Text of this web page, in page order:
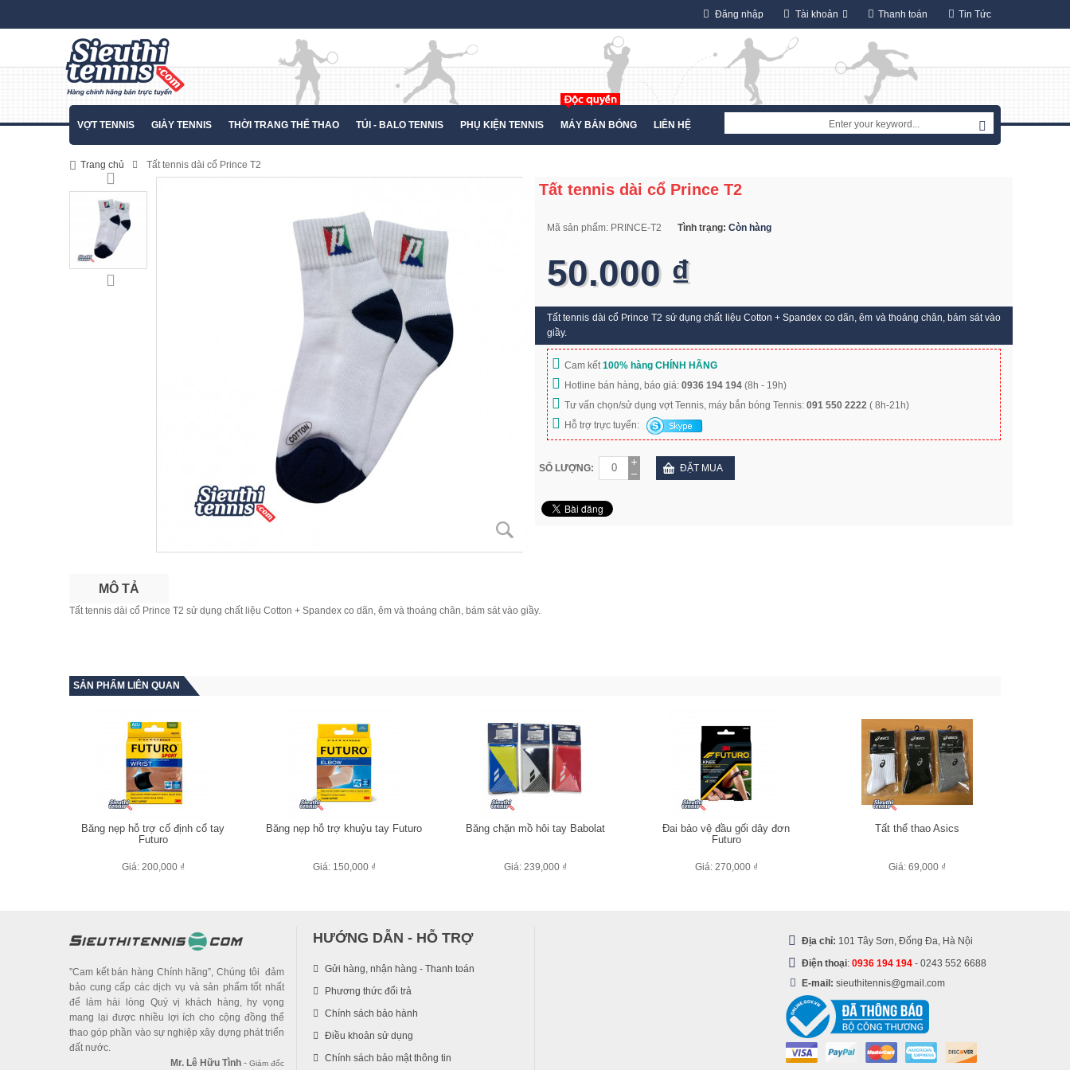
Thanh toán Tin Tức
Tài khoản
Đăng nhập
VỢT TENNIS GIÀY TENNIS THỜI TRANG THỂ THAO TÚI - BALO TENNIS PHỤ KIỆN TENNIS MÁY BẮN BÓNG LIÊN HỆ
Trang chủ Tất tennis dài cổ Prince T2
Tất tennis dài cổ Prince T2
Mã sản phẩm: PRINCE-T2 Tình trạng: Còn hàng
50.000 ₫
Tất tennis dài cổ Prince T2 sử dụng chất liệu Cotton + Spandex co dãn, êm và thoáng chân, bám sát vào
giầy.
Cam kết100% hàng CHÍNH HÃNG
Hotline bán hàng, báo giá: 0936 194 194 (8h - 19h)
Tư vấn chọn/sử dụng vợt Tennis, máy bắn bóng Tennis: 091 550 2222 ( 8h-21h)
Hỗ trợ trực tuyến:
SỐ LƯỢNG: ĐẶT MUA
MÔ TẢ
Tất tennis dài cổ Prince T2 sử dụng chất liệu Cotton + Spandex co dãn, êm và thoáng chân, bám sát vào giầy.
SẢN PHẨM LIÊN QUAN
Băng nẹp hỗ trợ cố định cổ tay
Futuro
Giá: 200,000 ₫
Băng nẹp hỗ trợ khuỷu tay Futuro
Giá: 150,000 ₫
Băng chặn mồ hôi tay Babolat
Giá: 239,000 ₫
Đai bảo vệ đầu gối dây đơn
Futuro
Giá: 270,000 ₫
Tất thể thao Asics
Giá: 69,000 ₫
”Cam kết bán hàng Chính hãng”, Chúng tôi đảm
bảo cung cấp các dịch vụ và sản phẩm tốt nhất
để làm hài lòng Quý vị khách hàng, hy vọng
mang lại được nhiều lợi ích cho cộng đồng thể
thao góp phần vào sự nghiệp xây dựng phát triển
đất nước.
Mr. Lê Hữu Tình - Giám đốc
HƯỚNG DẪN - HỖ TRỢ
Gửi hàng, nhận hàng - Thanh toán
Phương thức đổi trả
Chính sách bảo hành
Điều khoản sử dụng
Chính sách bảo mật thông tin
Địa chỉ: 101 Tây Sơn, Đống Đa, Hà Nội
Điện thoại: 0936 194 194 - 0243 552 6688
E-mail: sieuthitennis@gmail.com